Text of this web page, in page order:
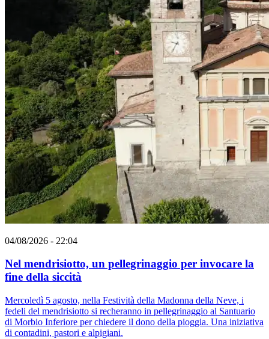
04/08/2026 - 22:04
Nel mendrisiotto, un pellegrinaggio per invocare la
fine della siccità
Mercoledì 5 agosto, nella Festività della Madonna della Neve, i
fedeli del mendrisiotto si recheranno in pellegrinaggio al Santuario
di Morbio Inferiore per chiedere il dono della pioggia. Una iniziativa
di contadini, pastori e alpigiani.